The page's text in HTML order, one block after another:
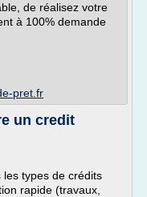
de réalisez votre
à 100% demande
pret.fr
un credit
types de crédits
rapide (travaux,